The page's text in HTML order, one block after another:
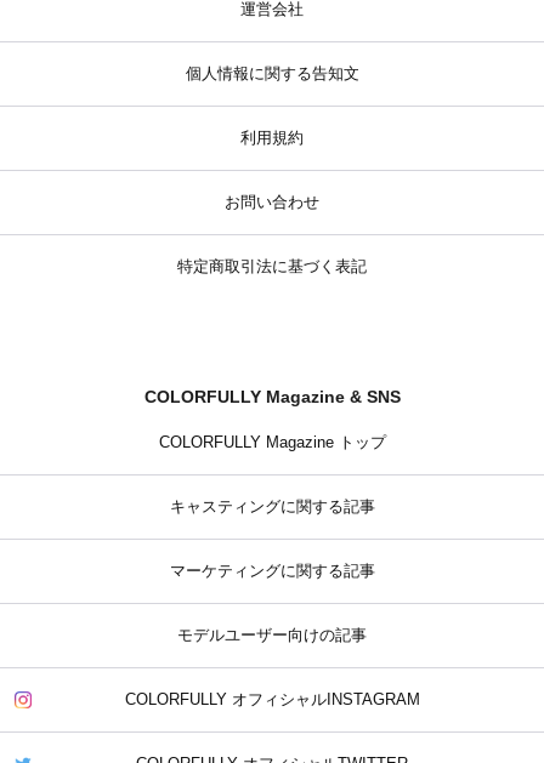
運営会社
個人情報に関する告知文
利用規約
お問い合わせ
特定商取引法に基づく表記
COLORFULLY Magazine & SNS
COLORFULLY Magazine トップ
キャスティングに関する記事
マーケティングに関する記事
モデルユーザー向けの記事
COLORFULLY オフィシャルINSTAGRAM